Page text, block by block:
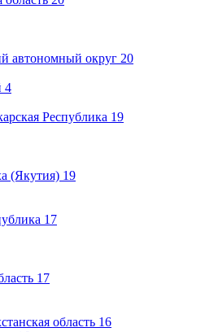
автономный округ 20
4
Республика 19
(Якутия) 19
17
17
область 16